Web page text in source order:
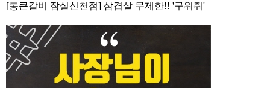
[통큰갈비 잠실신천점] 삼겹살 무제한!! '구워줘'